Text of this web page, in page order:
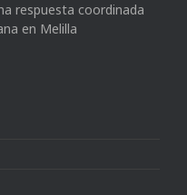
respuesta coordinada
en Melilla